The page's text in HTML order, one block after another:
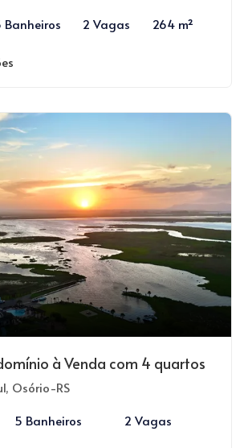
Banheiros 2 Vagas 264 m²
à Venda com 4 quartos
Osório-RS
5 Banheiros 2 Vagas